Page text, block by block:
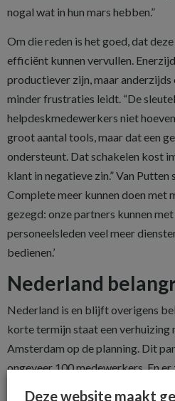
nogal wat in hun mars hebben.”
Om die reden is het goed, dat
efficiënt kunnen vervullen.
productiever zijn, maar
minder frustraties leidt. “De
helpdeskmedewerkers niet
groot aantal tools, maar dat een
ondersteunt. Dat schakelen kost
klant in negatieve zin.” Van Putten
Complete meer kunnen doen met
gezegd: onze partners kunnen
personeelsleden veel meer
bedienen.’
Nederland
Nederland is en blijft overigens
korte termijn staat een verhuizing
Amsterdam op de planning. Dit
ongeveer 100 medewerkers. En
Deze website maakt